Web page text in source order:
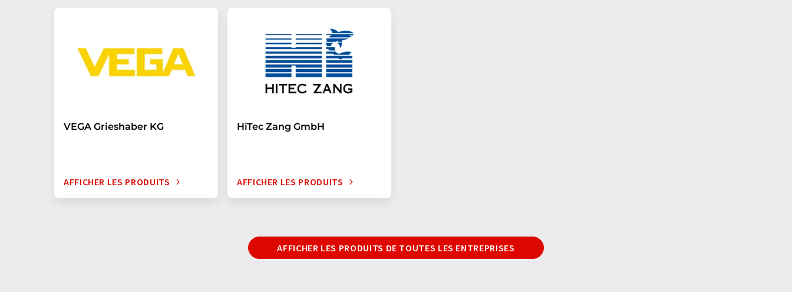
VEGA Grieshaber KG
AFFICHER LES PRODUITS
HiTec Zang GmbH
AFFICHER LES PRODUITS
AFFICHER LES PRODUITS DE TOUTES LES ENTREPRISES